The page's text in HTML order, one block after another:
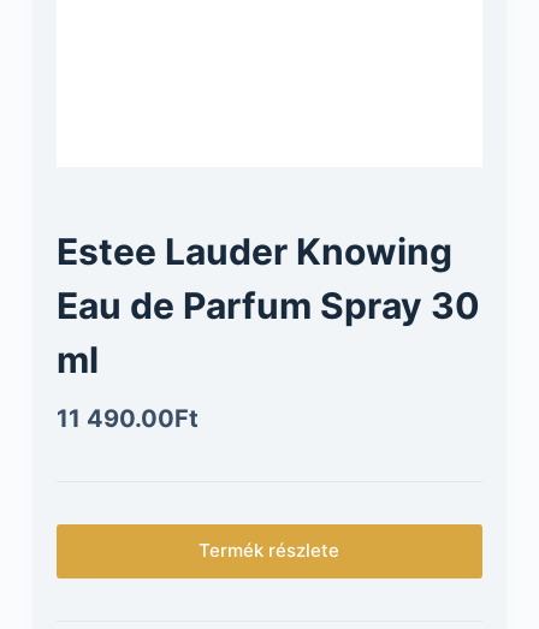
Estee Lauder Knowing
Eau de Parfum Spray 30
ml
11 490.00Ft
Termék részlete